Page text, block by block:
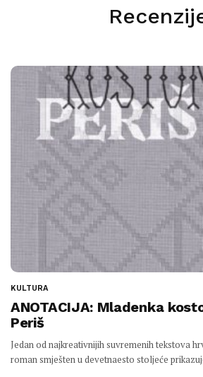
KULTURA
ANOTACIJA: Mladenka
Periš
Jedan od najkreativnijih suvremenih tekstova
roman smješten u devetnaesto stoljeće